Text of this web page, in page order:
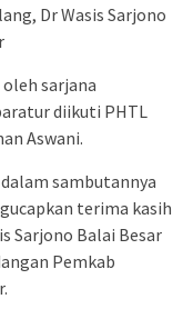
Dr Wasis Sarjono
sarjana
diikuti PHTL
Aswani.
sambutannya
terima kasih
Sarjono Balai Besar
Pemkab